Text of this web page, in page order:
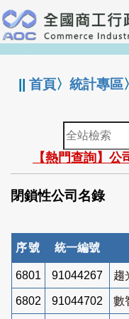
跳
到
主
要
:::
||首頁〉統計專區〉
全
站
檢
索
【熱門查詢】
閉鎖性公司名錄
序號 統一編號
6801 91044267 趨
6802 91044702 數